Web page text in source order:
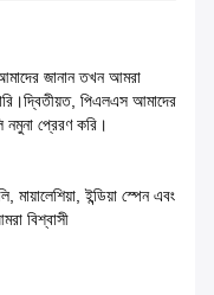
জানান তখন আমরা
পিএলএস আমাদের
নমুনা প্রেরণ করি।
মায়ালেশিয়া, ইন্ডিয়া স্পেন এবং
বিশ্বাসী